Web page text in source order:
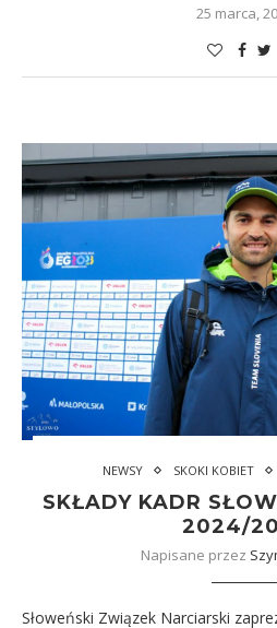
25 marca,
NEWSY SKOKI KOBIET
SKŁADY KADR
2024/
Napisane przez
Słoweński Związek Narciarski